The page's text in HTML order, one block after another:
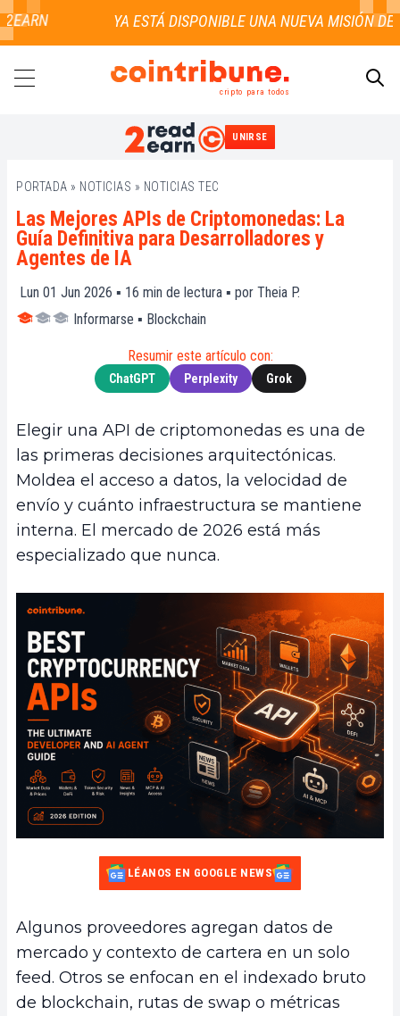
cripto para todos
UNIRSE
PORTADA » NOTICIAS » NOTICIAS TEC
Las Mejores APIs de Criptomonedas: La
Guía Definitiva para Desarrolladores y
Agentes de IA
Lun 01 Jun 2026 ▪ 16 min de lectura ▪ por Theia P.
Informarse ▪ Blockchain
Resumir este artículo con:
ChatGPT Perplexity Grok
Elegir una API de criptomonedas es una de
las primeras decisiones arquitectónicas.
Moldea el acceso a datos, la velocidad de
envío y cuánto infraestructura se mantiene
interna. El mercado de 2026 está más
especializado que nunca.
LÉANOS EN GOOGLE NEWS
Algunos proveedores agregan datos de
mercado y contexto de cartera en un solo
feed. Otros se enfocan en el indexado bruto
de blockchain, rutas de swap o métricas